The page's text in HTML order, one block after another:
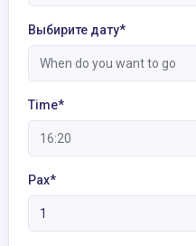
Выбирите дату*
Time*
Pax*